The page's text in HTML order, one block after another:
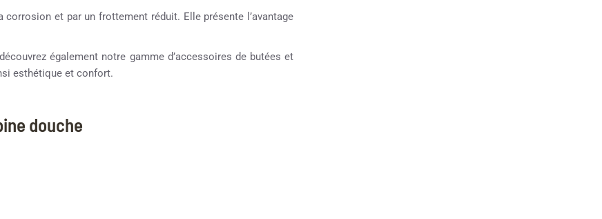
et par un frottement réduit. Elle présente l’avantage
également notre gamme d’accessoires de butées et
esthétique et confort.
douche